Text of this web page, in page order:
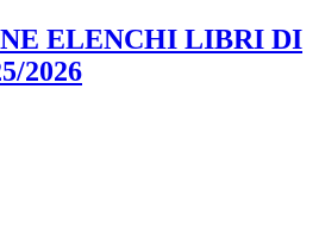
ELENCHI LIBRI DI
2026